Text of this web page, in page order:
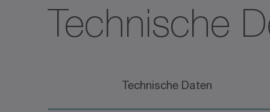
Technische
Technische Daten